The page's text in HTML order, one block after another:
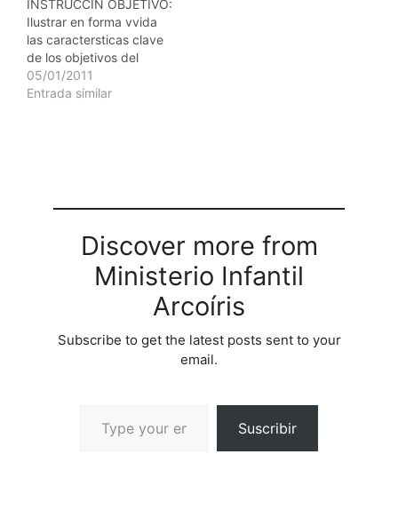
examen de Aritmtica.
LUGAR: Un lugar amplio
y bien iluminado.
DESARROLLO:…
INSTRUCCIN OBJETIVO:
Ilustrar en forma vvida
las caractersticas clave
de los objetivos del
aprendizaje. TAMAO DE
GRUPO: 20
participantes. LUGAR:
Un saln amplio…
05/01/2011
Entrada similar
Discover more from
Ministerio Infantil
Arcoíris
Subscribe to get the latest posts sent to your
email.
Suscribir